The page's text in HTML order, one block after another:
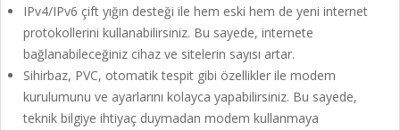
IPv4/IPv6 çift yığın desteği ile hem eski hem de yeni internet
protokollerini kullanabilirsiniz. Bu sayede, internete
bağlanabileceğiniz cihaz ve sitelerin sayısı artar.
Sihirbaz, PVC, otomatik tespit gibi özellikler ile modem
kurulumunu ve ayarlarını kolayca yapabilirsiniz. Bu sayede,
teknik bilgiye ihtiyaç duymadan modem kullanmaya